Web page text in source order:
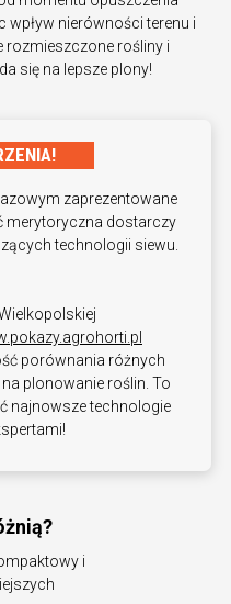
wpływ nierówności terenu i
rozmieszczone rośliny i
się na lepsze plony!
zaprezentowane
merytoryczna dostarczy
technologii siewu.
porównania różnych
plonowanie roślin. To
najnowsze technologie
i